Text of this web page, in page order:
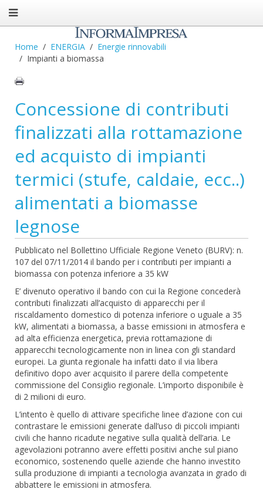
Home ENERGIA
Energie rinnovabili
Impianti a biomassa
Concessione di contributi
finalizzati alla rottamazione
ed acquisto di impianti
termici (stufe, caldaie, ecc..)
alimentati a biomasse
legnose
Pubblicato nel Bollettino Ufficiale Regione Veneto (BURV): n.
107 del 07/11/2014 il bando per i contributi per impianti a
biomassa con potenza inferiore a 35 kW
E’ divenuto operativo il bando con cui la Regione concederà
contributi finalizzati all’acquisto di apparecchi per il
riscaldamento domestico di potenza inferiore o uguale a 35
kW, alimentati a biomassa, a basse emissioni in atmosfera e
ad alta efficienza energetica, previa rottamazione di
apparecchi tecnologicamente non in linea con gli standard
europei. La giunta regionale ha infatti dato il via libera
definitivo dopo aver acquisito il parere della competente
commissione del Consiglio regionale. L’importo disponibile è
di 2 milioni di euro.
L’intento è quello di attivare specifiche linee d’azione con cui
contrastare le emissioni generate dall’uso di piccoli impianti
civili che hanno ricadute negative sulla qualità dell’aria. Le
agevolazioni potranno avere effetti positivi anche sul piano
economico, sostenendo quelle aziende che hanno investito
sulla produzione di impianti a tecnologia avanzata in grado di
abbattere le emissioni in atmosfera.